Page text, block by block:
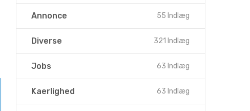
Annonce 55 Indlæg
Diverse 321 Indlæg
Jobs 63 Indlæg
Kaerlighed 63 Indlæg